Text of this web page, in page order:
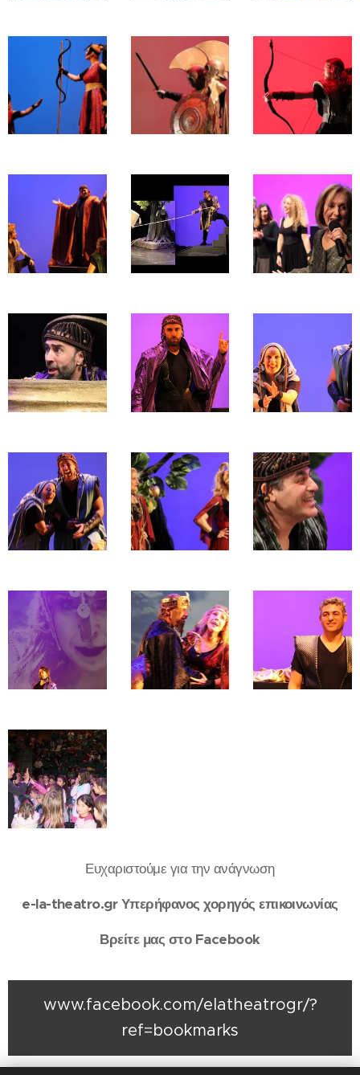
Ευχαριστούμε για την ανάγνωση
e-la-theatro.gr Υπερήφανος χορηγός επικοινωνίας
Βρείτε μας στο Facebook
www.facebook.com/elatheatrogr/?
ref=bookmarks